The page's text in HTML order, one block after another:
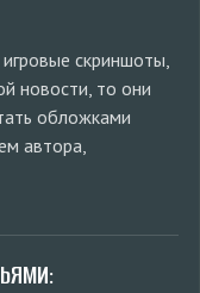
скриншоты,
новости, то они
обложками
автора,